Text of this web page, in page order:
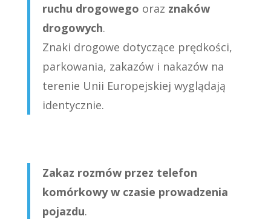
ruchu drogowego oraz znaków
drogowych.
Znaki drogowe dotyczące prędkości,
parkowania, zakazów i nakazów na
terenie Unii Europejskiej wyglądają
identycznie.
Zakaz rozmów przez telefon
komórkowy w czasie prowadzenia
pojazdu.